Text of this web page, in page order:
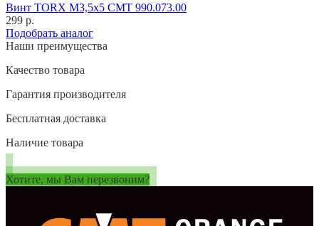
Винт TORX M3,5x5 CMT 990.073.00
299 р.
Подобрать аналог
Наши преимущества
Качество товара
Гарантия производителя
Бесплатная доставка
Наличие товара
Хотите, мы Вам перезвоним?